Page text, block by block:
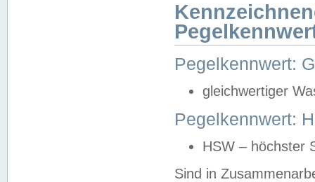
Pegelkennwert:
gleichwertiger
Pegelkennwert:
HSW – höchster
Sind in